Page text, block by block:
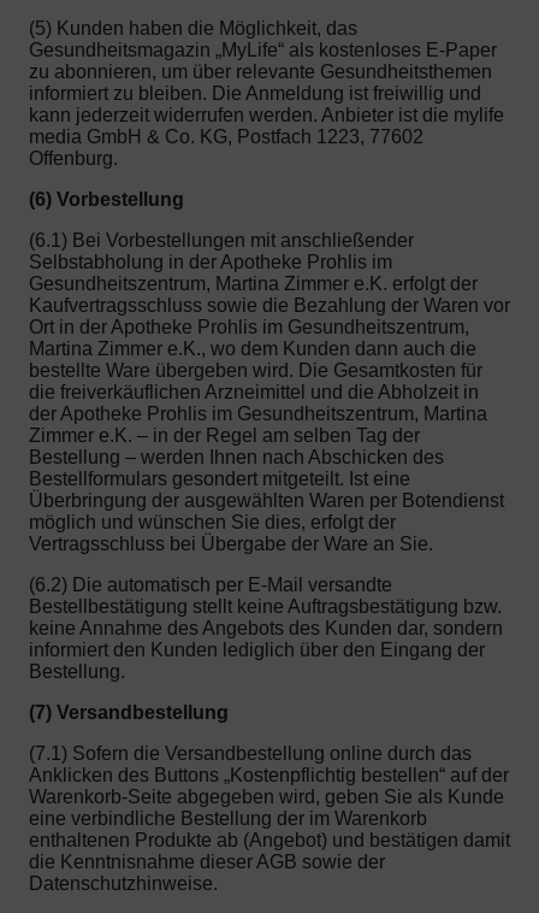
(5) Kunden haben die Möglichkeit, das
Gesundheitsmagazin „MyLife“ als kostenloses E-Paper
zu abonnieren, um über relevante Gesundheitsthemen
informiert zu bleiben. Die Anmeldung ist freiwillig und
kann jederzeit widerrufen werden. Anbieter ist die mylife
media GmbH & Co. KG, Postfach 1223, 77602
Offenburg.
(6) Vorbestellung
(6.1) Bei Vorbestellungen mit anschließender
Selbstabholung in der Apotheke Prohlis im
Gesundheitszentrum, Martina Zimmer e.K. erfolgt der
Kaufvertragsschluss sowie die Bezahlung der Waren vor
Ort in der Apotheke Prohlis im Gesundheitszentrum,
Martina Zimmer e.K., wo dem Kunden dann auch die
bestellte Ware übergeben wird. Die Gesamtkosten für
die freiverkäuflichen Arzneimittel und die Abholzeit in
der Apotheke Prohlis im Gesundheitszentrum, Martina
Zimmer e.K. – in der Regel am selben Tag der
Bestellung – werden Ihnen nach Abschicken des
Bestellformulars gesondert mitgeteilt. Ist eine
Überbringung der ausgewählten Waren per Botendienst
möglich und wünschen Sie dies, erfolgt der
Vertragsschluss bei Übergabe der Ware an Sie.
(6.2) Die automatisch per E-Mail versandte
Bestellbestätigung stellt keine Auftragsbestätigung bzw.
keine Annahme des Angebots des Kunden dar, sondern
informiert den Kunden lediglich über den Eingang der
Bestellung.
(7) Versandbestellung
(7.1) Sofern die Versandbestellung online durch das
Anklicken des Buttons „Kostenpflichtig bestellen“ auf der
Warenkorb-Seite abgegeben wird, geben Sie als Kunde
eine verbindliche Bestellung der im Warenkorb
enthaltenen Produkte ab (Angebot) und bestätigen damit
die Kenntnisnahme dieser AGB sowie der
Datenschutzhinweise.